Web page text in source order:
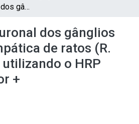
Marcação neuronal dos gânglios da cadeia simpática de ratos (R. Norvergicus) utilizando o HRP como traçador +
dos gânglios
de ratos (R.
o HRP
+